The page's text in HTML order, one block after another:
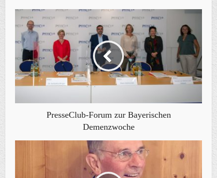
PresseClub-Forum zur Bayerischen
Demenzwoche